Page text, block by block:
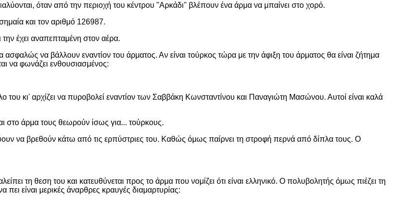
όταν από την περιοχή του κέντρου "Αρκάδι" βλέπουν ένα άρμα να μπαίνει στο χορό.
και τον αριθμό 126987.
έχει αναπεπταμένη στον αέρα.
να βάλλουν εναντίον του άρματος. Αν είναι τούρκος τώρα με την άφιξη του άρματος θα είναι ζήτημα
να φωνάζει ενθουσιασμένος:
του κι' αρχίζει να πυροβολεί εναντίον των Σαββάκη Κωνσταντίνου και Παναγιώτη Μασώνου. Αυτοί είναι καλά
στο άρμα τους θεωρούν ίσως για... τούρκους.
να βρεθούν κάτω από τις ερπύστριες του. Καθώς όμως παίρνει τη στροφή περνά από δίπλα τους. Ο
τη θεση του και κατευθύνεται προς το άρμα που νομίζει ότι είναι ελληνικό. Ο πολυβολητής όμως πιέζει τη
είναι μερικές άναρθρες κραυγές διαμαρτυρίας: